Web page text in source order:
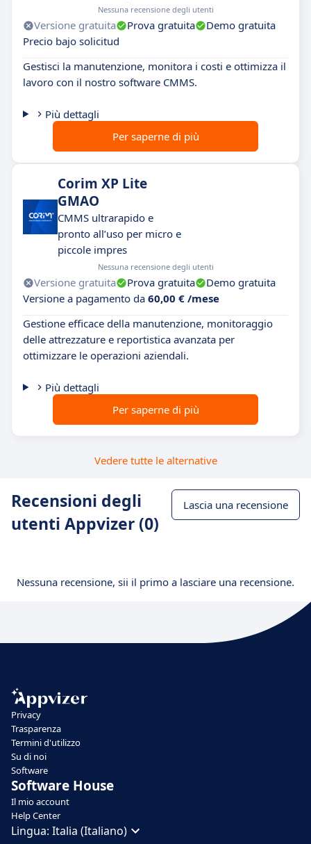
Nessuna recensione degli utenti
Versione gratuita Prova gratuita
Demo gratuita
Precio bajo solicitud
Gestisci la manutenzione, monitora i costi e ottimizza il
lavoro con il nostro software CMMS.
Più dettagli
Per saperne di più
Corim XP Lite
GMAO
CMMS ultrarapido e
pronto all’uso per micro e
piccole impres
Nessuna recensione degli utenti
Versione gratuita Prova gratuita
Demo gratuita
Versione a pagamento da 60,00 € /mese
Gestione efficace della manutenzione, monitoraggio
delle attrezzature e reportistica avanzata per
ottimizzare le operazioni aziendali.
Più dettagli
Per saperne di più
Vedere tutte le alternative
Recensioni degli
utenti Appvizer (0)
Lascia una recensione
Nessuna recensione, sii il primo a lasciare una recensione.
Privacy
Trasparenza
Termini d'utilizzo
Su di noi
Software
Software House
Il mio account
Help Center
Lingua: Italia (Italiano)